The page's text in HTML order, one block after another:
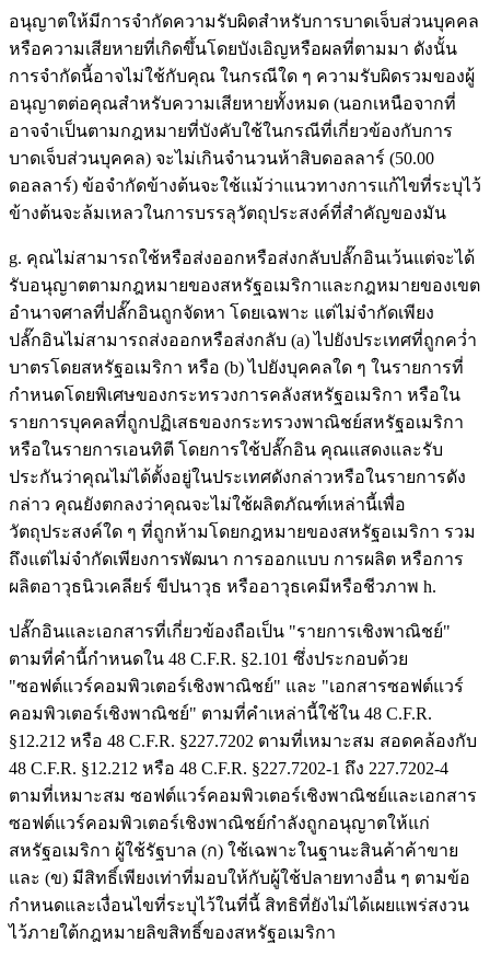
อนุญาตให้มีการจำกัดความรับผิดสำหรับการบาดเจ็บส่วนบุคคล
หรือความเสียหายที่เกิดขึ้นโดยบังเอิญหรือผลที่ตามมา ดังนั้น
การจำกัดนี้อาจไม่ใช้กับคุณ ในกรณีใด ๆ ความรับผิดรวมของผู้
อนุญาตต่อคุณสำหรับความเสียหายทั้งหมด (นอกเหนือจากที่
อาจจำเป็นตามกฎหมายที่บังคับใช้ในกรณีที่เกี่ยวข้องกับการ
บาดเจ็บส่วนบุคคล) จะไม่เกินจำนวนห้าสิบดอลลาร์ (50.00
ดอลลาร์) ข้อจำกัดข้างต้นจะใช้แม้ว่าแนวทางการแก้ไขที่ระบุไว้
ข้างต้นจะล้มเหลวในการบรรลุวัตถุประสงค์ที่สำคัญของมัน
g. คุณไม่สามารถใช้หรือส่งออกหรือส่งกลับปลั๊กอินเว้นแต่จะได้
รับอนุญาตตามกฎหมายของสหรัฐอเมริกาและกฎหมายของเขต
อำนาจศาลที่ปลั๊กอินถูกจัดหา โดยเฉพาะ แต่ไม่จำกัดเพียง
ปลั๊กอินไม่สามารถส่งออกหรือส่งกลับ (a) ไปยังประเทศที่ถูกคว่ำ
บาตรโดยสหรัฐอเมริกา หรือ (b) ไปยังบุคคลใด ๆ ในรายการที่
กำหนดโดยพิเศษของกระทรวงการคลังสหรัฐอเมริกา หรือใน
รายการบุคคลที่ถูกปฏิเสธของกระทรวงพาณิชย์สหรัฐอเมริกา
หรือในรายการเอนทิตี โดยการใช้ปลั๊กอิน คุณแสดงและรับ
ประกันว่าคุณไม่ได้ตั้งอยู่ในประเทศดังกล่าวหรือในรายการดัง
กล่าว คุณยังตกลงว่าคุณจะไม่ใช้ผลิตภัณฑ์เหล่านี้เพื่อ
วัตถุประสงค์ใด ๆ ที่ถูกห้ามโดยกฎหมายของสหรัฐอเมริกา รวม
ถึงแต่ไม่จำกัดเพียงการพัฒนา การออกแบบ การผลิต หรือการ
ผลิตอาวุธนิวเคลียร์ ขีปนาวุธ หรืออาวุธเคมีหรือชีวภาพ h.
ปลั๊กอินและเอกสารที่เกี่ยวข้องถือเป็น "รายการเชิงพาณิชย์"
ตามที่คำนี้กำหนดใน 48 C.F.R. §2.101 ซึ่งประกอบด้วย
"ซอฟต์แวร์คอมพิวเตอร์เชิงพาณิชย์" และ "เอกสารซอฟต์แวร์
คอมพิวเตอร์เชิงพาณิชย์" ตามที่คำเหล่านี้ใช้ใน 48 C.F.R.
§12.212 หรือ 48 C.F.R. §227.7202 ตามที่เหมาะสม สอดคล้องกับ
48 C.F.R. §12.212 หรือ 48 C.F.R. §227.7202-1 ถึง 227.7202-4
ตามที่เหมาะสม ซอฟต์แวร์คอมพิวเตอร์เชิงพาณิชย์และเอกสาร
ซอฟต์แวร์คอมพิวเตอร์เชิงพาณิชย์กำลังถูกอนุญาตให้แก่
สหรัฐอเมริกา ผู้ใช้รัฐบาล (ก) ใช้เฉพาะในฐานะสินค้าค้าขาย
และ (ข) มีสิทธิ์เพียงเท่าที่มอบให้กับผู้ใช้ปลายทางอื่น ๆ ตามข้อ
กำหนดและเงื่อนไขที่ระบุไว้ในที่นี้ สิทธิที่ยังไม่ได้เผยแพร่สงวน
ไว้ภายใต้กฎหมายลิขสิทธิ์ของสหรัฐอเมริกา